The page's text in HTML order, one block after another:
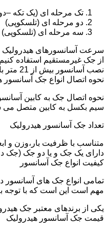
تک مرحله ای (یک تکه
دو مرحله ای (تلسکوپی)
سه مرحله ای (تلسکوپی)
سرعت آسانسورهای هیدرولیک
نصب آسانسور بیش از 21 متر باشد باید از جک های غیرمستقیم استفاده شود.
نحوه اتصال انواع جک آسانسور
نحوه اتصال جک به کابین
سیم بکسل به کابین متصل می
تعداد جک آسانسور هیدرولیک
متناسب با ظرفیت بار،وزن و
دارای یک جک و یا دو جک (جک
کیفیت انواع جک آسانسور
تمامی انواع جک های آسانسور
مهم است این است که با توجه
یکی از برندهای معتبر جک
قیمت جک آسانسور هیدرولیک